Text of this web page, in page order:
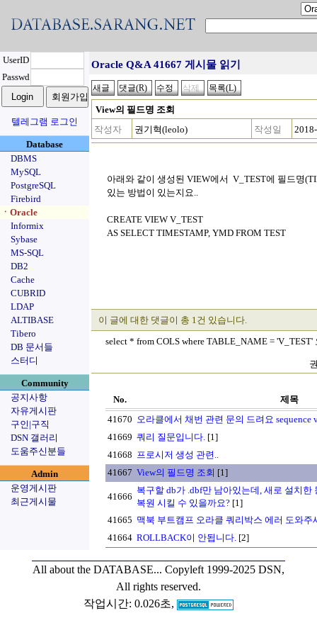
UserID
Passwd
텔레그램 로그인
Database
DBMS
MySQL
PostgreSQL
Firebird
ㆍOracle
Informix
Sybase
MS-SQL
DB2
Cache
CUBRID
LDAP
ALTIBASE
Tibero
DB 문서들
스터디
Community
공지사항
자유게시판
구인|구직
DSN 갤러리
도움주신분들
Admin
운영게시판
최근게시물
Oracle Q&A 41667 게시물 읽기
View의 필드명 조회
작성자
권기혁(leolo) 작성일
아래와 같이 생성된 VIEW에서 V_TEST에 필드명
있는 방법이 있는지요..
CREATE VIEW V_TEST
AS SELECT TIMESTAMP, YMD FROM TEST
이 글에 대한 댓글이 총 1건 있습니다.
select * from COLS where TABLE_NAME =
No.
제목
41670 오라클에서 채번 관련 문의 드려요 sequence
41669 쿼리 질문입니다. [1]
41668 프로시저 생성 관련..
41667 View의 필드명 조회 [1]
41666
복구할 db가 .dbf만 남아있는데, 새로 설치한
복원 시킬 수 있을까요? [1]
41665 맥북 부트캠프 오라클 쿼리박스 에러 도와주
41664 ROLLBACK이 안됩니다. [2]
All about the DATABASE... Copyleft 1999-2025 DSN,
All rights reserved.
작업시간: 0.026초,